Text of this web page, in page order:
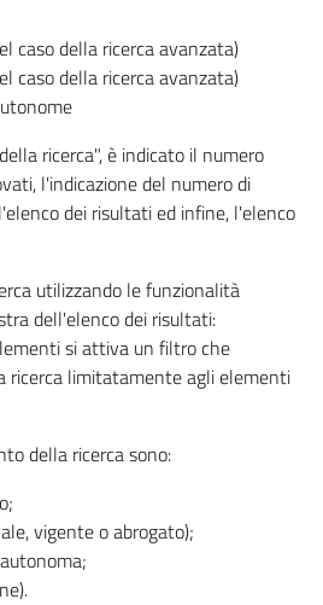
caso della ricerca avanzata)
caso della ricerca avanzata)
ricerca", è indicato il numero
l'indicazione del numero di
dei risultati ed infine, l'elenco
utilizzando le funzionalità
dell'elenco dei risultati:
si attiva un filtro che
ricerca limitatamente agli elementi
della ricerca sono:
vigente o abrogato);